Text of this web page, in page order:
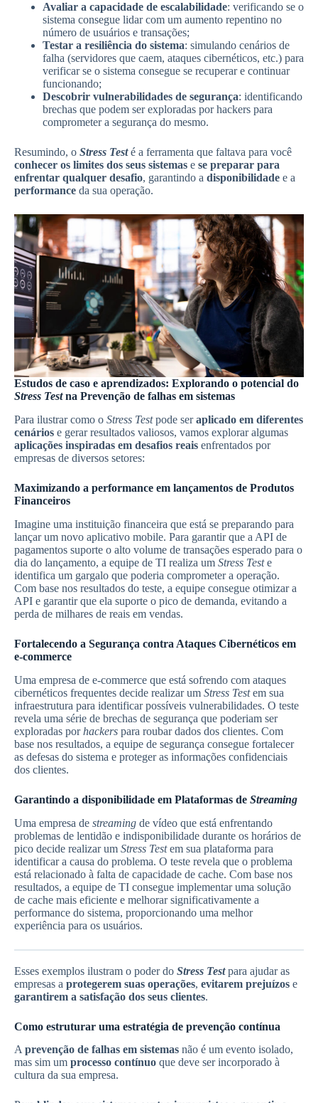
Avaliar a capacidade de escalabilidade: verificando se o
sistema consegue lidar com um aumento repentino no
número de usuários e transações;
Testar a resiliência do sistema: simulando cenários de
falha (servidores que caem, ataques cibernéticos, etc.) para
verificar se o sistema consegue se recuperar e continuar
funcionando;
Descobrir vulnerabilidades de segurança: identificando
brechas que podem ser exploradas por hackers para
comprometer a segurança do mesmo.
Resumindo, o Stress Testé a ferramenta que faltava para você
conhecer os limites dos seus sistemas e se preparar para
enfrentar qualquer desafio, garantindo a disponibilidade e a
performance da sua operação.
Estudos de caso e aprendizados: Explorando o potencial do
Stress Testna Prevenção de falhas em sistemas
Para ilustrar como o Stress Testpode seraplicado em diferentes
cenários e gerar resultados valiosos, vamos explorar algumas
aplicações inspiradas em desafios reais enfrentados por
empresas de diversos setores:
Maximizando a performance em lançamentos de Produtos
Financeiros
Imagine uma instituição financeira que está se preparando para
lançar um novo aplicativo mobile. Para garantir que a API de
pagamentos suporte o alto volume de transações esperado para o
dia do lançamento, a equipe de TI realiza um Stress Teste
identifica um gargalo que poderia comprometer a operação.
Com base nos resultados do teste, a equipe consegue otimizar a
API e garantir que ela suporte o pico de demanda, evitando a
perda de milhares de reais em vendas.
Fortalecendo a Segurança contra Ataques Cibernéticos em
e-commerce
Uma empresa de e-commerce que está sofrendo com ataques
cibernéticos frequentes decide realizar um Stress Testem sua
infraestrutura para identificar possíveis vulnerabilidades. O teste
revela uma série de brechas de segurança que poderiam ser
exploradas porhackers para roubar dados dos clientes. Com
base nos resultados, a equipe de segurança consegue fortalecer
as defesas do sistema e proteger as informações confidenciais
dos clientes.
Garantindo a disponibilidade em Plataformas de Streaming
Uma empresa de streaming de vídeo que está enfrentando
problemas de lentidão e indisponibilidade durante os horários de
pico decide realizar um Stress Testem sua plataforma para
identificar a causa do problema. O teste revela que o problema
está relacionado à falta de capacidade de cache. Com base nos
resultados, a equipe de TI consegue implementar uma solução
de cache mais eficiente e melhorar significativamente a
performance do sistema, proporcionando uma melhor
experiência para os usuários.
Esses exemplos ilustram o poder do Stress Testpara ajudar as
empresas a protegerem suas operações, evitarem prejuízos e
garantirem a satisfação dos seus clientes.
Como estruturar uma estratégia de prevenção contínua
A prevenção de falhas em sistemas não é um evento isolado,
mas sim um processo contínuo que deve ser incorporado à
cultura da sua empresa.